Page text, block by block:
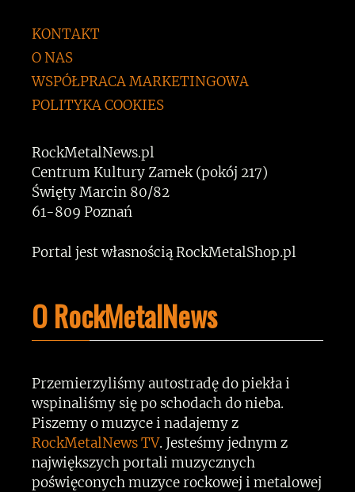
KONTAKT
O NAS
WSPÓŁPRACA MARKETINGOWA
POLITYKA COOKIES
RockMetalNews.pl
Centrum Kultury Zamek (pokój 217)
Święty Marcin 80/82
61-809 Poznań
Portal jest własnością RockMetalShop.pl
O RockMetalNews
Przemierzyliśmy autostradę do piekła i
wspinaliśmy się po schodach do nieba.
Piszemy o muzyce i nadajemy z
RockMetalNews TV. Jesteśmy jednym z
największych portali muzycznych
poświęconych muzyce rockowej i metalowej